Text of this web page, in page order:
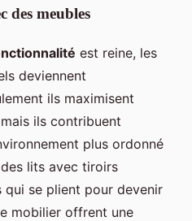
des meubles
est reine, les
deviennent
ils maximisent
ils contribuent
plus ordonné
lits avec tiroirs
qui se plient pour devenir
mobilier offrent une